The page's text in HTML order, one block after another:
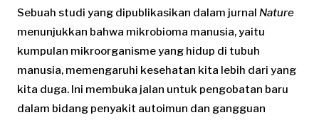
Sebuah studi yang dipublikasikan dalam jurnal Nature
menunjukkan bahwa mikrobioma manusia, yaitu
kumpulan mikroorganisme yang hidup di tubuh
manusia, memengaruhi kesehatan kita lebih dari yang
kita duga. Ini membuka jalan untuk pengobatan baru
dalam bidang penyakit autoimun dan gangguan